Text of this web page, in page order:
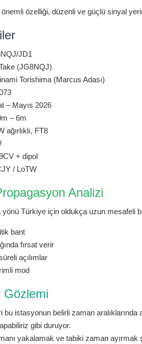
özelliği, düzenli ve güçlü sinyal
JD1
(JG8NQJ)
Torishima (Marcus Adası)
– Mayıs 2026
– 6m
ağırlıklı, FT8
+ dipol
/ LoTW
Analizi
Türkiye için oldukça uzun mesafeli
bant
fırsat verir
açılımlar
mod
Gözlemi
bu istasyonun belirli zaman
gibi duruyor.
yakalamak ve tabiki zaman ayırmak